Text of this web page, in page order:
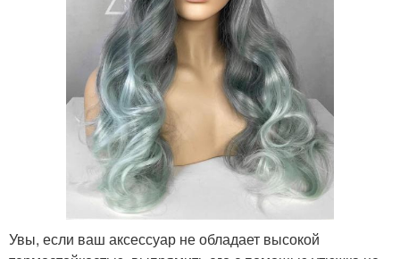
Увы, если ваш аксессуар не обладает высокой